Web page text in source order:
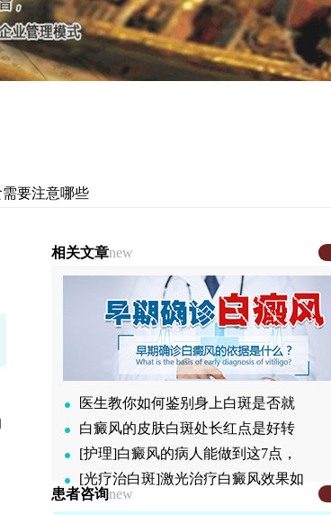
要注意哪些
相关文章new
医生教你如何鉴别身上白斑是否就
白癜风的皮肤白斑处长红点是好转
[护理]白癜风的病人能做到这7点，
[光疗治白斑]激光治疗白癜风效果如
患者咨询new